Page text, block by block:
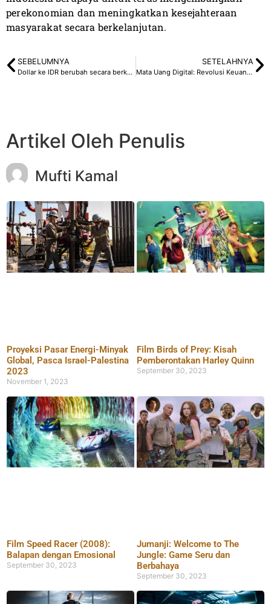
perekonomian dan meningkatkan kesejahteraan
masyarakat secara berkelanjutan.
SEBELUMNYA
Dollar ke IDR berubah secara berkala, Apa Penyebabnya?
SETELAHNYA
Mata Uang Digital: Revolusi Keuangan Abad Ini
Artikel Oleh Penulis
Mufti Kamal
Proyeksi Pasar Energi-Minyak
Global, Pasca Israel-Palestina
2023
November 1, 2023
Film Birds of Prey: Kisah
Pemberontakan Harley Quinn
September 30, 2023
Film Speed Racer (2008):
Balapan dengan Emosional
September 30, 2023
Jumanji: Welcome to The
Jungle: Game Seru dan
Berbahaya
September 30, 2023